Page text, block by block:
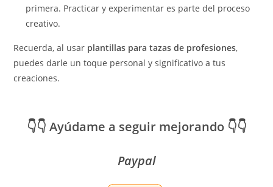
primera. Practicar y experimentar es parte del proceso
creativo.
Recuerda, al usar plantillas para tazas de profesiones,
puedes darle un toque personal y significativo a tus
creaciones.
👇👇 Ayúdame a seguir mejorando 👇👇
Paypal